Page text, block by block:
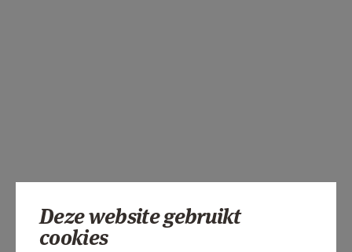
Deze website gebruikt
cookies